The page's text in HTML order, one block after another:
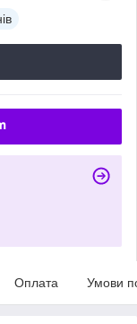
Оплата Умови